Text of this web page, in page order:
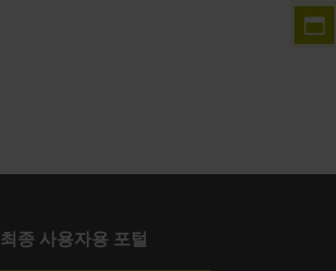
최종 사용자용 포털